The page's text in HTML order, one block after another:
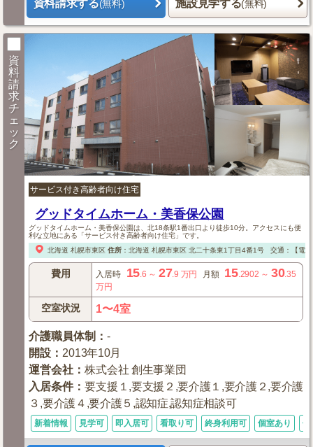
資料請求する(無料) 施設見学する(無料)
資
料
請
求
チ
ェ
ッ
ク
サービス付き高齢者向け住宅
グッドタイムホーム・美香保公園
グッドタイムホーム・美香保公園は、北18条駅1番出口より徒歩10分。アクセスにも便
利な立地にある「サービス付き高齢者向け住宅」です。
北海道 札幌市東区 住所： 北海道 札幌市東区北二十条東1丁目4番1号 交通：【電
費用 入居時 15.6 ～ 27.9 万円 月額 15.2902 ～ 30.35
万円
空室状況 1〜4室
介護職員体制 ：-
開設 ： 2013年10月
運営会社 ：株式会社 創生事業団
入居条件：要支援１,要支援２,要介護１,要介護２,要介護
３,要介護４,要介護５,認知症,認知症相談可
新着情報 見学可 即入居可 看取り可 終身利用可 個室あり 体